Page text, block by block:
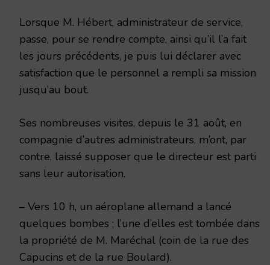
Lorsque M. Hébert, administrateur de service,
passe, pour se rendre compte, ainsi qu’il l’a fait
les jours précédents, je puis lui déclarer avec
satisfaction que le personnel a rempli sa mission
jusqu’au bout.
Ses nombreuses visites, depuis le 31 août, en
compagnie d’autres administrateurs, m’ont, par
contre, laissé supposer que le directeur est parti
sans leur autorisation.
– Vers 10 h, un aéroplane allemand a lancé
quelques bombes ; l’une d’elles est tombée dans
la propriété de M. Maréchal (coin de la rue des
Capucins et de la rue Boulard).